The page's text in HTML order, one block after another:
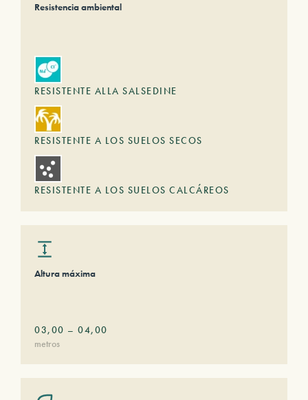
Resistencia ambiental
RESISTENTE ALLA SALSEDINE
RESISTENTE A LOS SUELOS SECOS
RESISTENTE A LOS SUELOS CALCÁREOS
Altura máxima
03,00 – 04,00
metros